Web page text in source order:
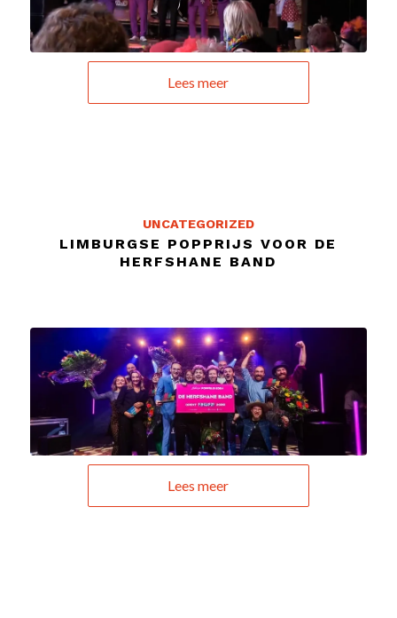
Lees meer
UNCATEGORIZED
LIMBURGSE POPPRIJS VOOR DE
HERFSHANE BAND
Lees meer